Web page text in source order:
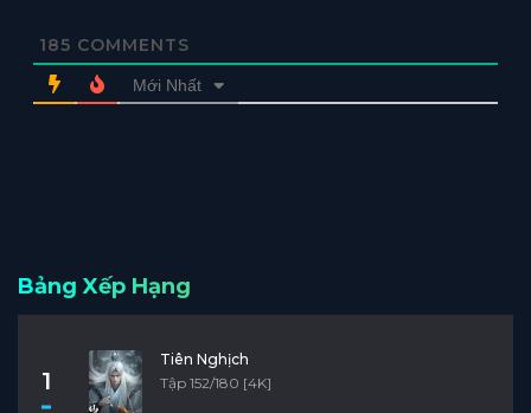
185 COMMENTS
Mới Nhất
Bảng Xếp Hạng
1
Tiên Nghịch
Tập 152/180 [4K]